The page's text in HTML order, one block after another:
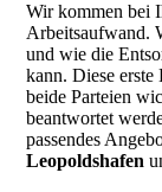
Wir kommen bei
Arbeitsaufwand.
und wie die
kann. Diese
beide Parteien
beantwortet
passendes
Leopoldshafen